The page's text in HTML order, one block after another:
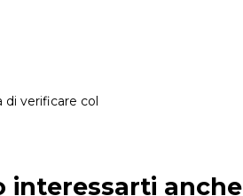
di verificare col
interessarti anche